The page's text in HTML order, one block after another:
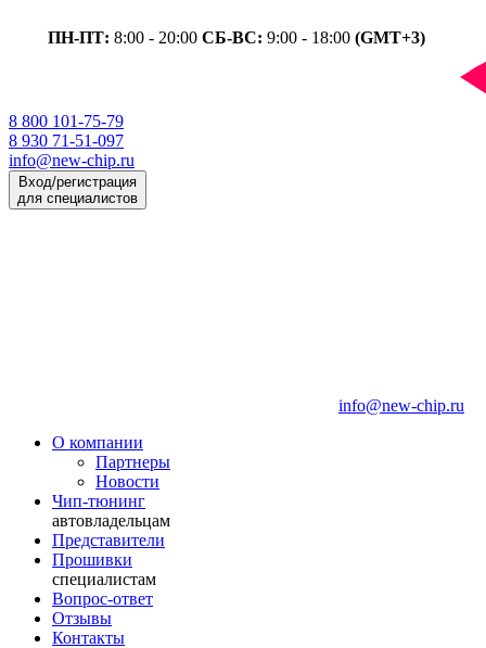
ПН-ПТ: 8:00 - 20:00 СБ-ВС: 9:00 - 18:00 (GMT+3)
8 800 101-75-79
8 930 71-51-097
info@new-chip.ru
Вход/регистрация
для специалистов
info@new-chip.ru
О компании
Партнеры
Новости
Чип-тюнинг
автовладельцам
Представители
Прошивки
специалистам
Вопрос-ответ
Отзывы
Контакты